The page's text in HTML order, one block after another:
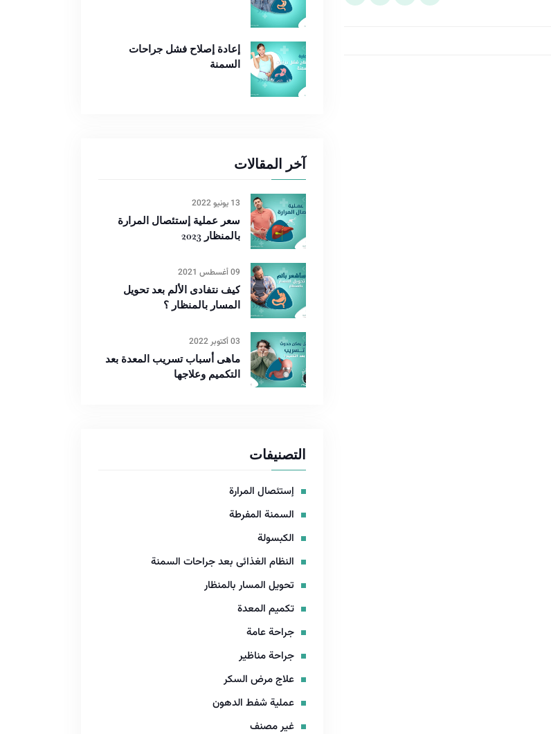
إعادة إصلاح فشل جراحات
السمنة
آخر المقالات
13 يونيو 2022
سعر عملية إستئصال المرارة
بالمنظار 2023
09 أغسطس 2021
كيف نتفادى الألم بعد تحويل
المسار بالمنظار ؟
03 أكتوبر 2022
ماهى أسباب تسريب المعدة بعد
التكميم وعلاجها
التصنيفات
إستئصال المرارة
السمنة المفرطة
الكبسولة
النظام الغذائى بعد جراحات السمنة
تحويل المسار بالمنظار
تكميم المعدة
جراحة عامة
جراحة مناظير
علاج مرض السكر
عملية شفط الدهون
غير مصنف